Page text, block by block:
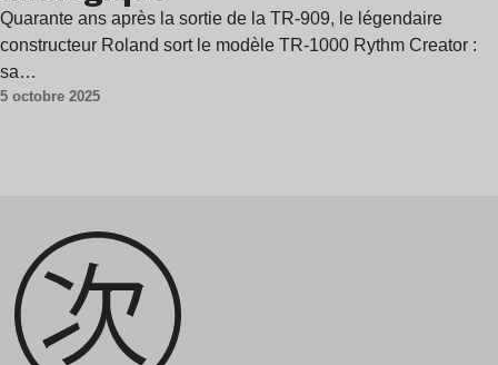
Quarante ans après la sortie de la TR-909, le légendaire
constructeur Roland sort le modèle TR-1000 Rythm Creator :
sa…
5 octobre 2025